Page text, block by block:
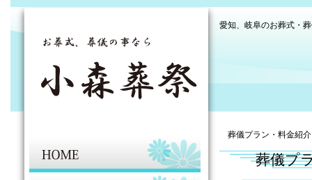
愛知、岐阜のお葬式・
葬儀プラン・料金紹介
葬儀プ